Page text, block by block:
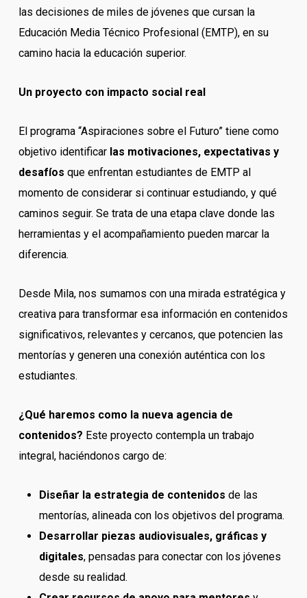
las decisiones de miles de jóvenes que cursan la
Educación Media Técnico Profesional (EMTP), en su
camino hacia la educación superior.
Un proyecto con impacto social real
El programa “Aspiraciones sobre el Futuro” tiene como
objetivo identificar las motivaciones, expectativas y
desafíos que enfrentan estudiantes de EMTP al
momento de considerar si continuar estudiando, y qué
caminos seguir. Se trata de una etapa clave donde las
herramientas y el acompañamiento pueden marcar la
diferencia.
Desde Mila, nos sumamos con una mirada estratégica y
creativa para transformar esa información en contenidos
significativos, relevantes y cercanos, que potencien las
mentorías y generen una conexión auténtica con los
estudiantes.
¿Qué haremos como la nueva agencia de
contenidos? Este proyecto contempla un trabajo
integral, haciéndonos cargo de:
Diseñar la estrategia de contenidos de las
mentorías, alineada con los objetivos del programa.
Desarrollar piezas audiovisuales, gráficas y
digitales, pensadas para conectar con los jóvenes
desde su realidad.